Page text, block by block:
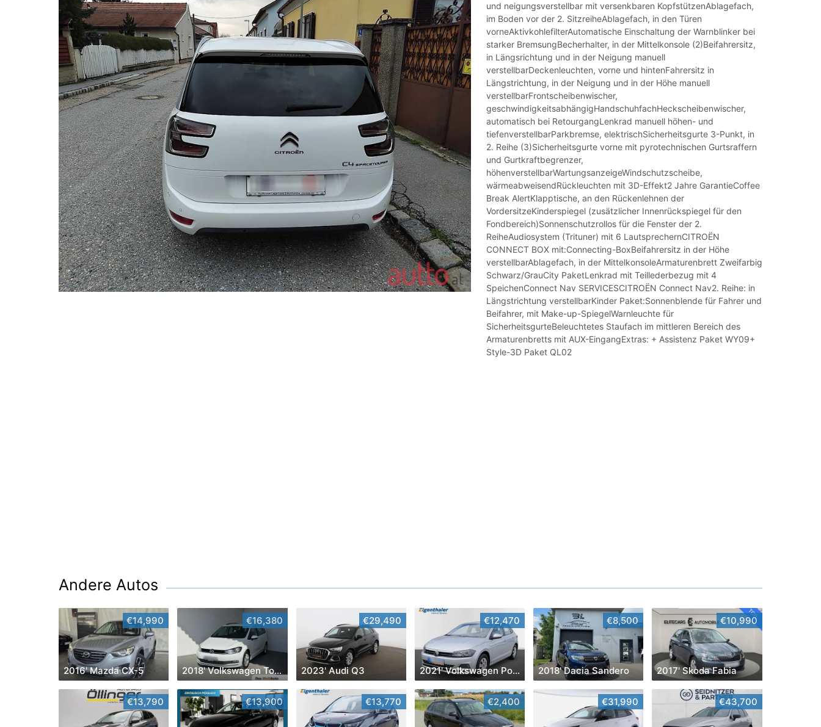
und neigungsverstellbar mit versenkbaren KopfstützenAblagefach,
im Boden vor der 2. SitzreiheAblagefach, in den Türen
vorneAktivkohlefilterAutomatische Einschaltung der Warnblinker bei
starker BremsungBecherhalter, in der Mittelkonsole (2)Beifahrersitz,
in Längsrichtung und in der Neigung manuell
verstellbarDeckenleuchten, vorne und hintenFahrersitz in
Längstrichtung, in der Neigung und in der Höhe manuell
verstellbarFrontscheibenwischer,
geschwindigkeitsabhängigHandschuhfachHeckscheibenwischer,
automatisch bei RetourgangLenkrad manuell höhen- und
tiefenverstellbarParkbremse, elektrischSicherheitsgurte 3-Punkt, in
2. Reihe (3)Sicherheitsgurte vorne mit pyrotechnischen Gurtsraffern
und Gurtkraftbegrenzer,
höhenverstellbarWartungsanzeigeWindschutzscheibe,
wärmeabweisendRückleuchten mit 3D-Effekt2 Jahre GarantieCoffee
Break AlertKlapptische, an den Rückenlehnen der
VordersitzeKinderspiegel (zusätzlicher Innenrückspiegel für den
Fondbereich)Sonnenschutzrollos für die Fenster der 2.
ReiheAudiosystem (Trituner) mit 6 LautsprechernCITROËN
CONNECT BOX mit:Connecting-BoxBeifahrersitz in der Höhe
verstellbarAblagefach, in der MittelkonsoleArmaturenbrett Zweifarbig
Schwarz/GrauCity PaketLenkrad mit Teillederbezug mit 4
SpeichenConnect Nav SERVICESCITROËN Connect Nav2. Reihe: in
Längstrichtung verstellbarKinder Paket:Sonnenblende für Fahrer und
Beifahrer, mit Make-up-SpiegelWarnleuchte für
SicherheitsgurteBeleuchtetes Staufach im mittleren Bereich des
Armaturenbretts mit AUX-EingangExtras: + Assistenz Paket WY09+
Style-3D Paket QL02
Andere Autos
€14,990
2016' Mazda CX-5
€16,380
2018' Volkswagen Touran
€29,490
2023' Audi Q3
€12,470
2021' Volkswagen Polo
€8,500
2018' Dacia Sandero
€10,990
2017' Skoda Fabia
€13,790 €13,900 €13,770 €2,400 €31,990 €43,700